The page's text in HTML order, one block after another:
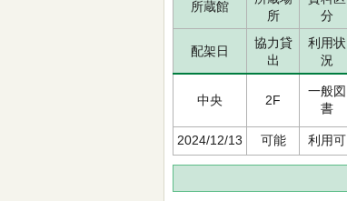
所蔵館
所
分
配架日
協力貸
出
利用状
況
中央 2F
一般図
書
2024/12/13 可能 利用可